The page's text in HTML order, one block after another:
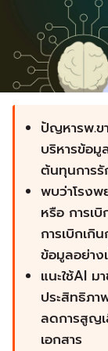
ปัญหารพ.ข
บริหารข้อมู
ต้นทุนการรั
พบว่าโรง
หรือ การเ
การเบิกเกิ
ข้อมูลอย่าง
แนะใช้AI
ประสิทธิภา
ลดการสูญเ
เอกสาร